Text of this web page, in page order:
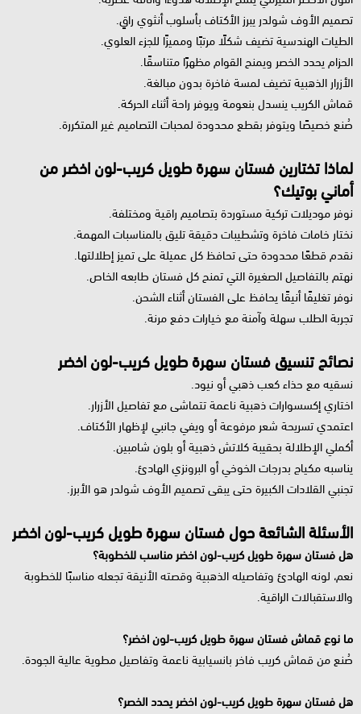
تصميم الأوف شولدر يبرز الأكتاف بأسلوب أنثوي راقٍ.
الطيات الهندسية تضيف شكلًا مرتبًا ومميزًا للجزء العلوي.
الحزام يحدد الخصر ويمنح القوام مظهرًا متناسقًا.
الأزرار الذهبية تضيف لمسة فاخرة بدون مبالغة.
قماش الكريب ينسدل بنعومة ويوفر راحة أثناء الحركة.
صُنع خصيصًا ويتوفر بقطع محدودة لمحبات التصاميم غير المتكررة.
لماذا تختارين فستان سهرة طويل كريب-لون اخضر من
أماني بوتيك؟
نوفر موديلات تركية مستوردة بتصاميم راقية ومختلفة.
نختار خامات فاخرة وتشطيبات دقيقة تليق بالمناسبات المهمة.
نقدم قطعًا محدودة حتى تحافظ كل عميلة على تميز إطلالتها.
نهتم بالتفاصيل الصغيرة التي تمنح كل فستان طابعه الخاص.
نوفر تغليفًا أنيقًا يحافظ على الفستان أثناء الشحن.
تجربة الطلب سهلة وآمنة مع خيارات دفع مرنة.
نصائح تنسيق فستان سهرة طويل كريب-لون اخضر
نسقيه مع حذاء كعب ذهبي أو نيود.
اختاري إكسسوارات ذهبية ناعمة تتماشى مع تفاصيل الأزرار.
اعتمدي تسريحة شعر مرفوعة أو ويفي جانبي لإظهار الأكتاف.
أكملي الإطلالة بحقيبة كلاتش ذهبية أو بلون شامبين.
يناسبه مكياج بدرجات الخوخي أو البرونزي الهادئ.
تجنبي القلادات الكبيرة حتى يبقى تصميم الأوف شولدر هو الأبرز.
الأسئلة الشائعة حول فستان سهرة طويل كريب-لون اخضر
هل فستان سهرة طويل كريب-لون اخضر مناسب للخطوبة؟
نعم، لونه الهادئ وتفاصيله الذهبية وقصته الأنيقة تجعله مناسبًا للخطوبة
والاستقبالات الراقية.
ما نوع قماش فستان سهرة طويل كريب-لون اخضر؟
صُنع من قماش كريب فاخر بانسيابية ناعمة وتفاصيل مطوية عالية الجودة.
هل فستان سهرة طويل كريب-لون اخضر يحدد الخصر؟